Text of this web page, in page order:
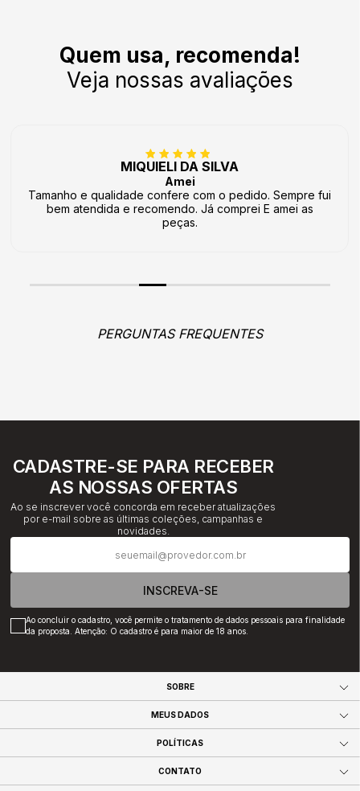
Quem usa, recomenda!
Veja nossas avaliações
MIQUIELI DA SILVA
Amei
Tamanho e qualidade confere com o pedido. Sempre fui
bem atendida e recomendo. Já comprei E amei as
peças.
PERGUNTAS FREQUENTES
CADASTRE-SE PARA RECEBER
AS NOSSAS OFERTAS
Ao se inscrever você concorda em receber atualizações
por e-mail sobre as últimas coleções, campanhas e
novidades.
INSCREVA-SE
Ao concluir o cadastro, você permite o tratamento de dados pessoais para finalidade
da proposta. Atenção: O cadastro é para maior de 18 anos.
SOBRE
MEUS DADOS
POLÍTICAS
CONTATO